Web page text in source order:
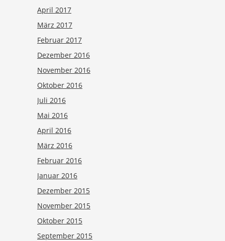
April 2017
März 2017
Februar 2017
Dezember 2016
November 2016
Oktober 2016
Juli 2016
Mai 2016
April 2016
März 2016
Februar 2016
Januar 2016
Dezember 2015
November 2015
Oktober 2015
September 2015